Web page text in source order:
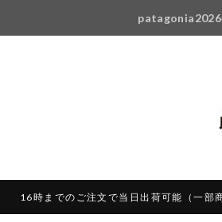
patagonia2026
16時までのご注文で当日出荷可能（一